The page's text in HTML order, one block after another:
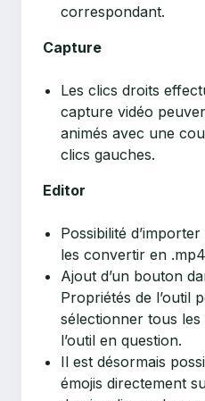
correspondant.
Capture
Les clics droits
capture vidéo
animés avec une
clics gauches.
Editor
Possibilité
les convertir en
Ajout d’un bouton
Propriétés de l’outil
sélectionner tous
l’outil en question.
Il est désormais
émojis directement